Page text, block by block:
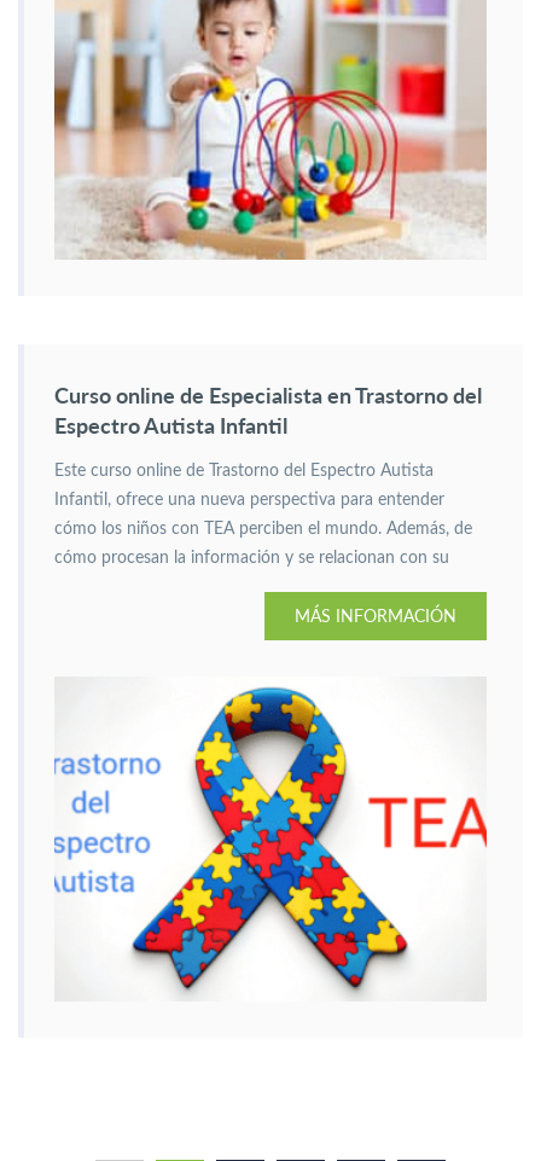
Curso online de Especialista en Trastorno del
Espectro Autista Infantil
Este curso online de Trastorno del Espectro Autista
Infantil, ofrece una nueva perspectiva para entender
cómo los niños con TEA perciben el mundo. Además, de
cómo procesan la información y se relacionan con su
MÁS INFORMACIÓN